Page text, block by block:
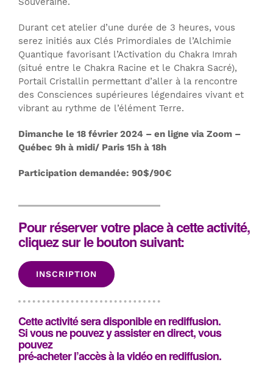
Durant cet atelier d’une durée de 3 heures, vous
serez initiés aux Clés Primordiales de l’Alchimie
Quantique favorisant l’Activation du Chakra Imrah
(situé entre le Chakra Racine et le Chakra Sacré),
Portail Cristallin permettant d’aller à la rencontre
des Consciences supérieures légendaires vivant et
vibrant au rythme de l’élément Terre.
Dimanche le 18 février 2024 – en ligne via Zoom –
Québec 9h à midi/ Paris 15h à 18h
Participation demandée: 90$/90€
Pour réserver votre place à cette activité,
cliquez sur le bouton suivant:
INSCRIPTION
Cette activité sera disponible en rediffusion.
Si vous ne pouvez y assister en direct, vous
pouvez
pré-acheter l’accès à la vidéo en rediffusion.